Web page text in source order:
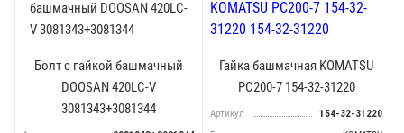
Болт с гайкой башмачный
DOOSAN 420LC-V
3081343+3081344
Гайка башмачная KOMATSU
PC200-7 154-32-31220
Артикул
154-32-31220